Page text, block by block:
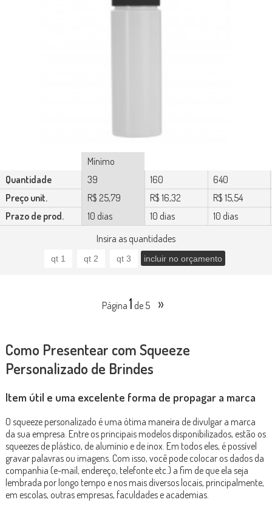
Insira as quantidades
Mínimo
Quantidade
39 160
640
Preço unit.
R$ 25,79 R$ 16,32
R$ 15,54
Prazo de prod.
10 dias 10 dias 10 dias
Página 1 de 5 »
Como Presentear com Squeeze
Personalizado de Brindes
Item útil e uma excelente forma de propagar a marca
O squeeze personalizado é uma ótima maneira de divulgar a marca
da sua empresa. Entre os principais modelos disponibilizados, estão os
squeezes de plástico, de alumínio e de inox. Em todos eles, é possível
gravar palavras ou imagens. Com isso, você pode colocar os dados da
companhia (e-mail, endereço, telefonte etc.) a fim de que ela seja
lembrada por longo tempo e nos mais diversos locais, principalmente,
em escolas, outras empresas, faculdades e academias.